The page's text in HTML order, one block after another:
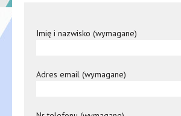
Imię i nazwisko (wymagane)
Adres email (wymagane)